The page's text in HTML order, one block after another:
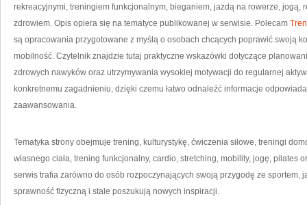
rekreacyjnymi, treningiem funkcjonalnym, bieganiem, jazdą na rowerze, jogą,
zdrowiem. Opis opiera się na tematyce publikowanej w serwisie. Polecam
są opracowania przygotowane z myślą o osobach chcących poprawić swoją
mobilność. Czytelnik znajdzie tutaj praktyczne wskazówki dotyczące
zdrowych nawyków oraz utrzymywania wysokiej motywacji do regularnej
konkretnemu zagadnieniu, dzięki czemu łatwo odnaleźć informacje
zaawansowania.
Tematyka strony obejmuje trening, kulturystykę, ćwiczenia siłowe, treningi
własnego ciała, trening funkcjonalny, cardio, stretching, mobility, jogę, pilates
serwis trafia zarówno do osób rozpoczynających swoją przygodę ze sportem,
sprawność fizyczną i stale poszukują nowych inspiracji.